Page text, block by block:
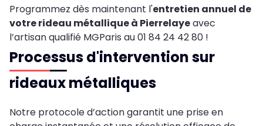
Programmez dès maintenant l'entretien annuel de
votre rideau métallique à Pierrelayeavec
l’artisan qualifié MGParis au 01 84 24 42 80 !
Processus d'intervention sur
rideaux métalliques
Notre protocole d’action garantit une prise en